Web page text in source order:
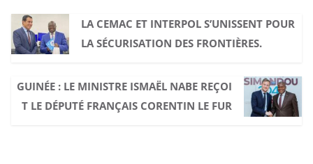
LA CEMAC ET INTERPOL S’UNISSENT POUR
LA SÉCURISATION DES FRONTIÈRES.
GUINÉE : LE MINISTRE ISMAËL NABE REÇOI
T LE DÉPUTÉ FRANÇAIS CORENTIN LE FUR